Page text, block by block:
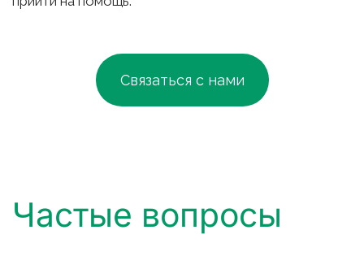
Связаться с нами
Частые вопросы